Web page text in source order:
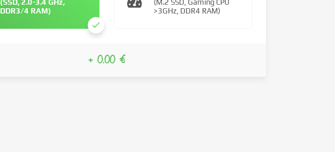
(SSD, 2.0-3.4 GHz,
DDR3/4 RAM)
(M.2 SSD, Gaming CPU
>3GHz, DDR4 RAM)
+ 0.00 €